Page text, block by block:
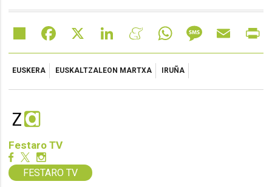
Share Facebook LinkedIn MeneameWhatsAppMessageEmail
EUSKERA EUSKALTZALEON MARTXA IRUÑA
Festaro TV
FESTARO TV